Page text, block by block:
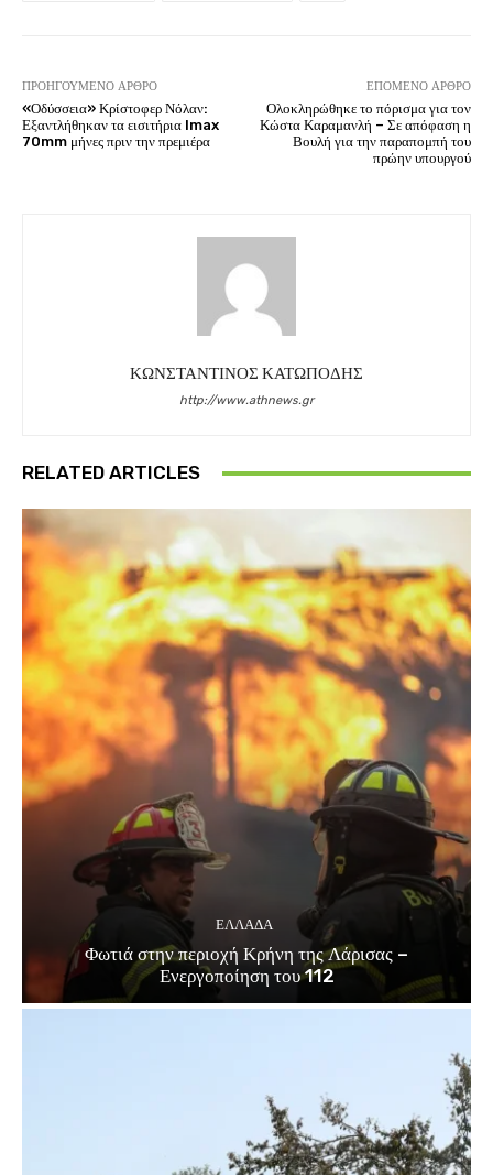
ΠΡΟΗΓΟΎΜΕΝΟ ΆΡΘΡΟ
«Οδύσσεια» Κρίστοφερ Νόλαν:
Εξαντλήθηκαν τα εισιτήρια Imax
70mm μήνες πριν την πρεμιέρα
ΕΠΌΜΕΝΟ ΆΡΘΡΟ
Ολοκληρώθηκε το πόρισμα για τον
Κώστα Καραμανλή – Σε απόφαση η
Βουλή για την παραπομπή του
πρώην υπουργού
ΚΩΝΣΤΑΝΤΙΝΟΣ ΚΑΤΩΠΟΔΗΣ
http://www.athnews.gr
RELATED ARTICLES
ΕΛΛΑΔΑ
Φωτιά στην περιοχή Κρήνη της Λάρισας –
Ενεργοποίηση του 112